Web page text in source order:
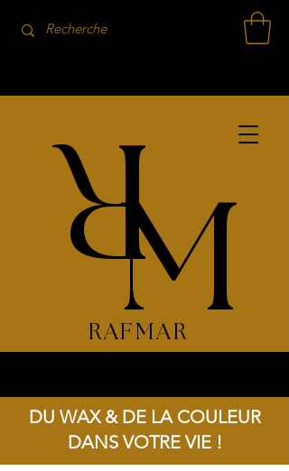
RM
RAFMAR
DU WAX & DE LA COULEUR
DANS VOTRE VIE !